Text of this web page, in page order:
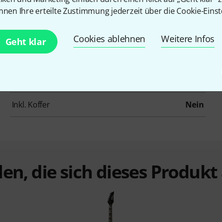
Ihre erteilte Zustimmung jederzeit über die Cookie-
Geht klar Cookies ablehnen Weitere Infos
Decke Keine
Griffbrett
Mensur
Inkl. Koffer Nein
die sich dieses